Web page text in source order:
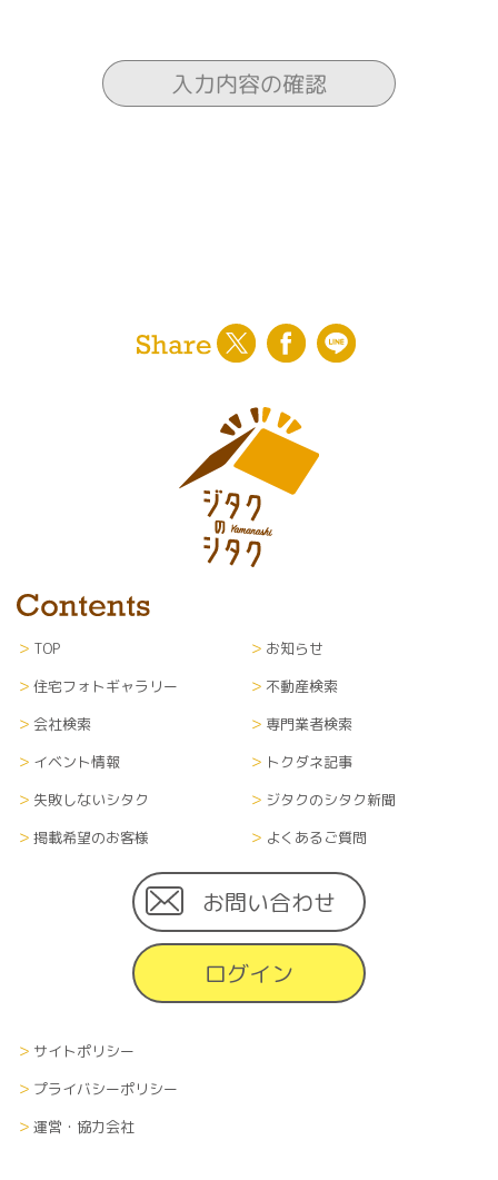
〇当サービスの安全な運営に必要な不正対策
〇当サービスの改善・新規開発
解析、分析、マーケティング、統計データの作成
〇当社が編集・発行運営する新聞紙面、ウェブサ
※なお、上記サービスの提供は、退会により中止
することが出来ます。
利用者のプライバシー保護のため、利用者の了解
を得ることなく第三者に開示することはありませ
当サイトにて収集した個人情報（あらゆる媒体形
式全て）については、当社内に管理責任者を置
き、漏洩や流出、改ざん等のないよう適切に管理
し、継続的に運営します。また、登録者がサイト掲
載住宅会社に対して個人情報を渡した場合、個人
情報の取扱に関しては、各企業の方針に準じます。
■情報の削除、破棄及び変更について
当サイトにて収集した利用者の個人情報（あらゆ
る媒体形式すべて）は、本人の申し出により、本人
に関する情報のすべてまたは一部を削除、破棄また
は変更できるものとします。その際、申し出者の本
人確認を、当社が指定する方法で行います。
利用者が当サイトを利用するために必要な通信費
や接続料などの費用の一切は、利用者の負担とし
通知する場合、その受信にかかる費用も受信者の
入力内容の確認
TOP
お知らせ
住宅フォトギャラリー
不動産検索
会社検索
専門業者検索
イベント情報
トクダネ記事
失敗しないシタク
ジタクのシタク新聞
掲載希望のお客様
よくあるご質問
お問い合わせ
ログイン
サイトポリシー
プライバシーポリシー
運営・協力会社